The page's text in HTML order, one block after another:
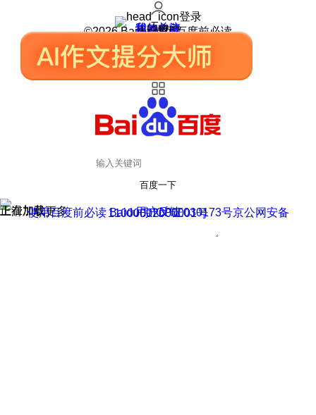
登录
我的关注
我的收藏
皮肤中心
用户反馈
设置
©2026 Baidu 使用百度前必读
百度一下
正在加载
上滑加载更多 用户反馈
使用百度前必读 Baidu 京ICP证030173号
京公网安备11000002000001号